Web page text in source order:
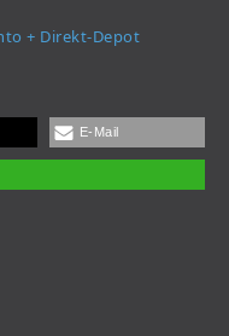
+ Direkt-Depot
E-Mail